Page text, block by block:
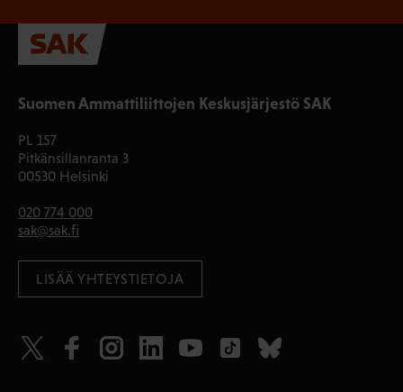
Suomen Ammattiliittojen Keskusjärjestö SAK
PL 157
Pitkänsillanranta 3
00530 Helsinki
020 774 000
sak@sak.fi
LISÄÄ YHTEYSTIETOJA